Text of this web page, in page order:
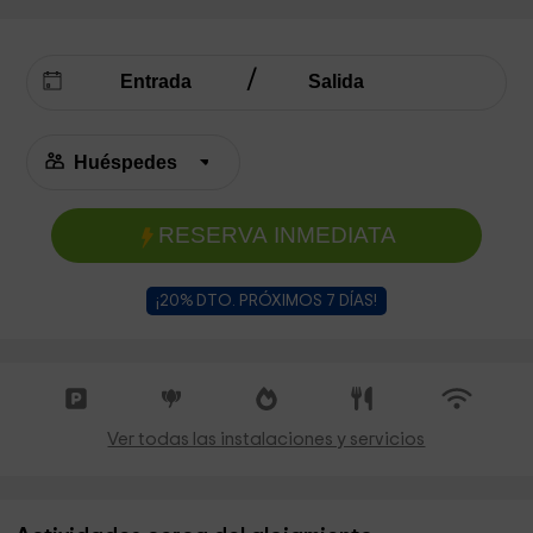
RESERVA INMEDIATA
¡20% DTO. PRÓXIMOS 7 DÍAS!
Ver todas las instalaciones y servicios